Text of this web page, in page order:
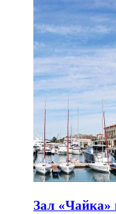
Зал «Чайка»